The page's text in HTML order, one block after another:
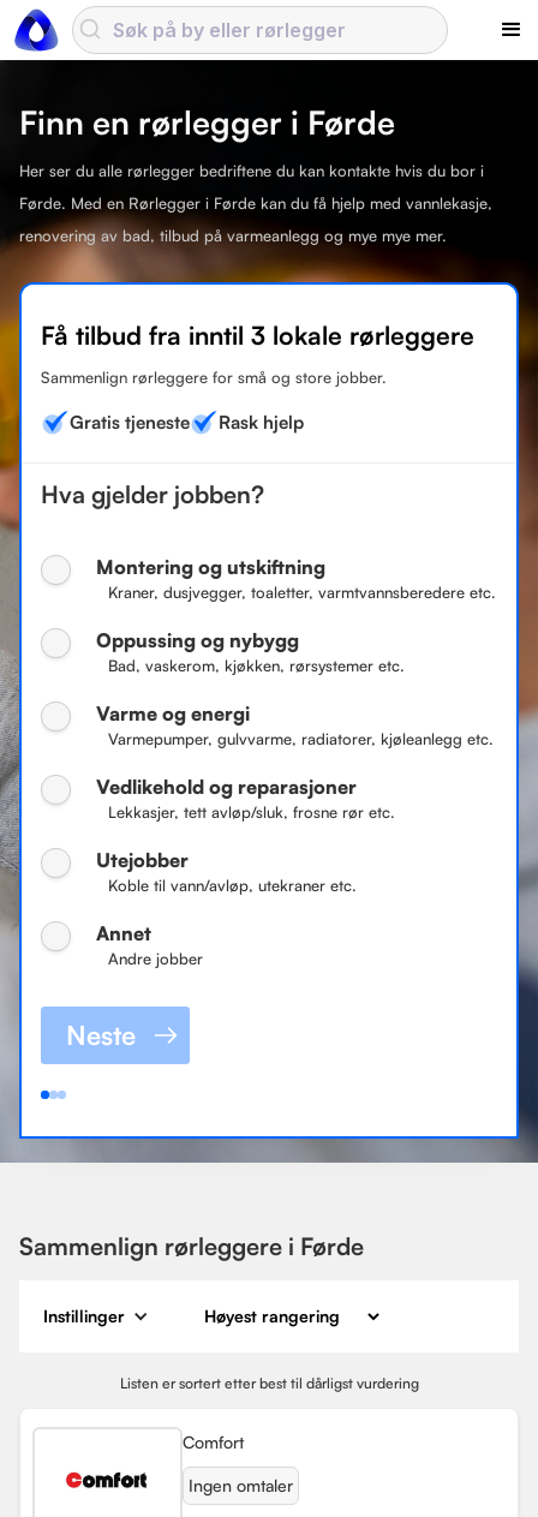
Finn en rørlegger i Førde
Her ser du alle rørlegger bedriftene du kan kontakte hvis du bor i
Førde. Med en Rørlegger i Førde kan du få hjelp med vannlekasje,
renovering av bad, tilbud på varmeanlegg og mye mye mer.
Få tilbud fra inntil 3 lokale rørleggere
Sammenlign rørleggere for små og store jobber.
Gratis tjeneste Rask hjelp
Hva gjelder jobben?
Montering og utskiftning
Kraner, dusjvegger, toaletter, varmtvannsberedere etc.
Oppussing og nybygg
Bad, vaskerom, kjøkken, rørsystemer etc.
Varme og energi
Varmepumper, gulvvarme, radiatorer, kjøleanlegg etc.
Vedlikehold og reparasjoner
Lekkasjer, tett avløp/sluk, frosne rør etc.
Utejobber
Koble til vann/avløp, utekraner etc.
Annet
Andre jobber
Neste
Sammenlign rørleggere i Førde
Instillinger
Listen er sortert etter best til dårligst vurdering
Comfort
Ingen omtaler